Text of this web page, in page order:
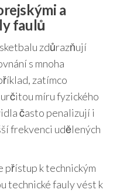
a
faulů
zdůrazňují
s mnoha
zatímco
míru fyzického
často penalizují i
frekvenci udělených
přístup k technickým
technické fauly vést k